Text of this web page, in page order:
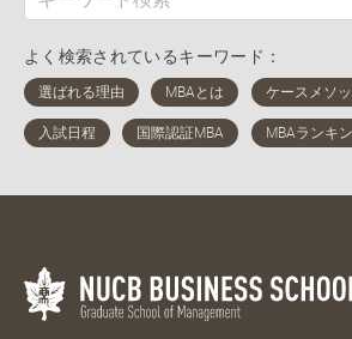
よく検索されているキーワード：